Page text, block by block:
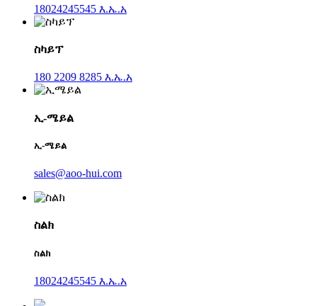
18024245545 እ.ኤ.አ
ስካይፕ
180 2209 8285 እ.ኤ.አ
ኢ-ሜይል
ኢ-ሜይል
sales@aoo-hui.com
ስልክ
ስልክ
18024245545 እ.ኤ.አ